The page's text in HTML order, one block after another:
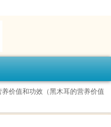
价值和功效（黑木耳的营养价值